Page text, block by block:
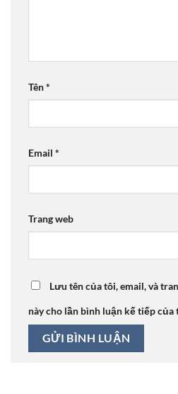
Tên*
Email *
Trang web
Lưu tên của tôi, email, và
này cho lần bình luận kế tiếp của